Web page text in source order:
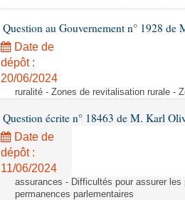
Question au Gouvernement n° 1928 de
Date de
dépôt :
20/06/2024
ruralité - Zones de revitalisation rurale -
Question écrite n° 18463 de M. Karl
Date de
dépôt :
11/06/2024
assurances - Difficultés pour assurer
permanences parlementaires